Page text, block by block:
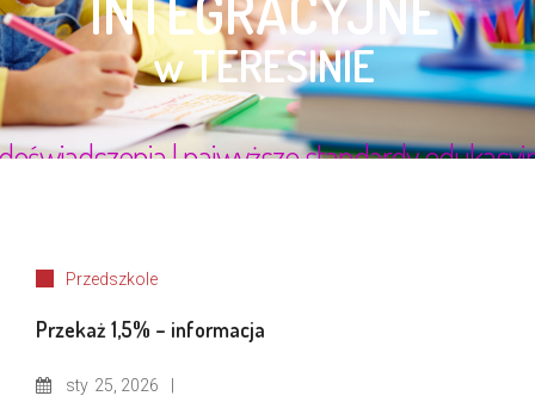
Przedszkole
Przekaż 1,5% – informacja
sty 25, 2026